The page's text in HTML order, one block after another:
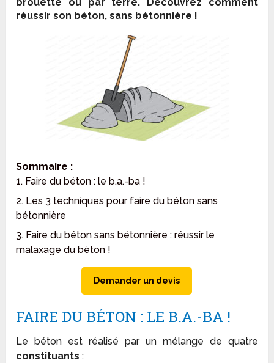
réussir son béton, sans bétonnière !
Sommaire :
1. Faire du béton : le b.a.-ba !
2. Les 3 techniques pour faire du béton sans
bétonnière
3. Faire du béton sans bétonnière : réussir le
malaxage du béton !
Demander un devis
FAIRE DU BÉTON : LE B.A.-BA !
Le béton est réalisé par un mélange de quatre
constituants :